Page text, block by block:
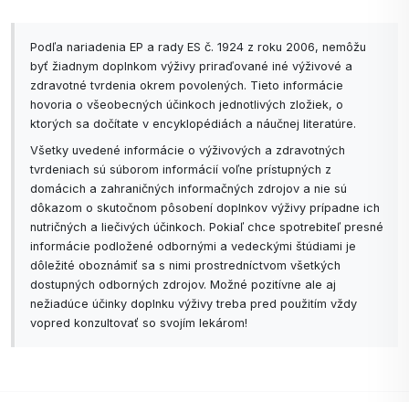
Podľa nariadenia EP a rady ES č. 1924 z roku 2006, nemôžu
byť žiadnym doplnkom výživy priraďované iné výživové a
zdravotné tvrdenia okrem povolených. Tieto informácie
hovoria o všeobecných účinkoch jednotlivých zložiek, o
ktorých sa dočítate v encyklopédiách a náučnej literatúre.
Všetky uvedené informácie o výživových a zdravotných
tvrdeniach sú súborom informácií voľne prístupných z
domácich a zahraničných informačných zdrojov a nie sú
dôkazom o skutočnom pôsobení doplnkov výživy prípadne ich
nutričných a liečivých účinkoch. Pokiaľ chce spotrebiteľ presné
informácie podložené odbornými a vedeckými štúdiami je
dôležité oboznámiť sa s nimi prostredníctvom všetkých
dostupných odborných zdrojov. Možné pozitívne ale aj
nežiadúce účinky doplnku výživy treba pred použitím vždy
vopred konzultovať so svojím lekárom!